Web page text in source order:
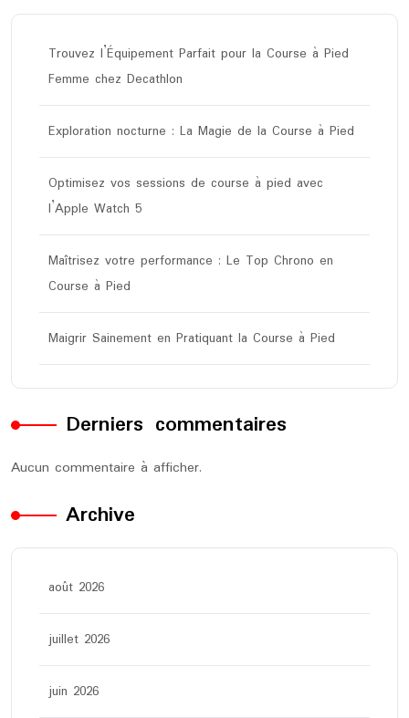
Trouvez l’Équipement Parfait pour la Course à Pied
Femme chez Decathlon
Exploration nocturne : La Magie de la Course à Pied
Optimisez vos sessions de course à pied avec
l’Apple Watch 5
Maîtrisez votre performance : Le Top Chrono en
Course à Pied
Maigrir Sainement en Pratiquant la Course à Pied
Derniers commentaires
Aucun commentaire à afficher.
Archive
août 2026
juillet 2026
juin 2026